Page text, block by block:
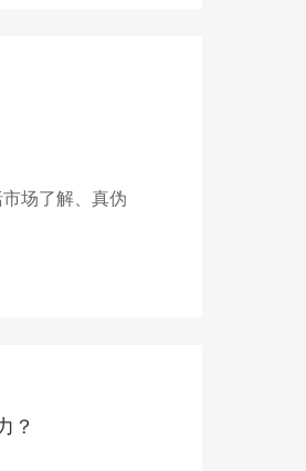
场了解、真伪
？